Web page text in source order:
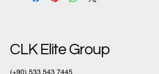
CLK Elite Group
(+90) 533 543 7445